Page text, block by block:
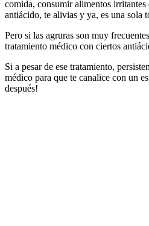
comida, consumir alimentos irritantes
antiácido, te alivias y ya, es una sola
Pero si las agruras son muy
tratamiento médico con ciertos
Si a pesar de ese tratamiento,
médico para que te canalice con un
después!